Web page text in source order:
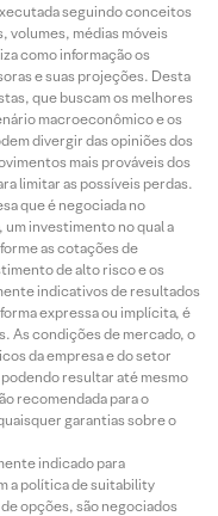
seguindo conceitos
volumes, médias móveis
como informação os
e suas projeções. Desta
que buscam os melhores
macroeconômico e os
divergir das opiniões dos
mais prováveis dos
limitar as possíveis perdas.
que é negociada no
um investimento no qual a
as cotações de
de alto risco e os
indicativos de resultados
expressa ou implícita, é
As condições de mercado, o
da empresa e do setor
resultar até mesmo
recomendada para o
garantias sobre o
indicado para
a política de suitability
opções, são negociados